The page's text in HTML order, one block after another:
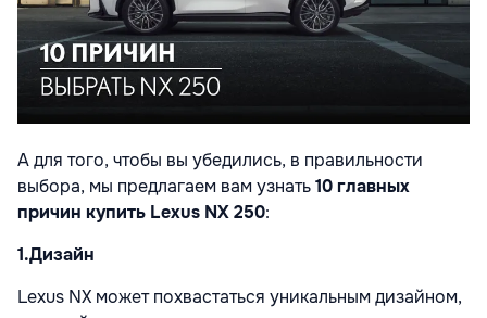
А для того, чтобы вы убедились, в правильности
выбора, мы предлагаем вам узнать10 главных
причин купить Lexus NX 250:
1.Дизайн
Lexus NX может похвастаться уникальным дизайном,